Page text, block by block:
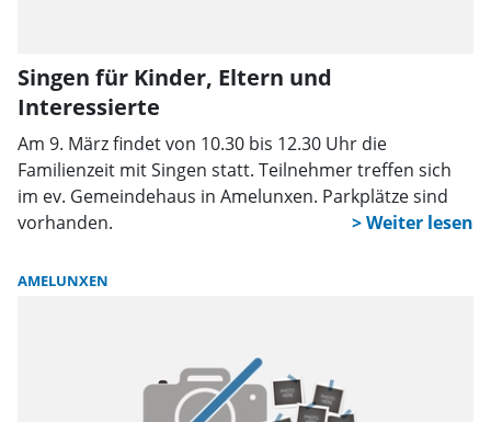
Singen für Kinder, Eltern und
Interessierte
Am 9. März findet von 10.30 bis 12.30 Uhr die
Familienzeit mit Singen statt. Teilnehmer treffen sich
im ev. Gemeindehaus in Amelunxen. Parkplätze sind
vorhanden.
AMELUNXEN